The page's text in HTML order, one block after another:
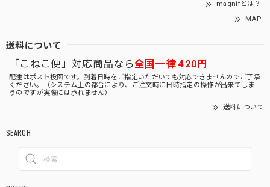
magnifとは？
MAP
送料について
「こねこ便」対応商品なら全国一律 420円
配達はポスト投函です。到着日時をご指定いただいても対応できませんのでご了承
ください。（システム上の都合により、ご注文時に日時指定の操作が出来てしま
うのですが実際には承れません）
送料について
SEARCH